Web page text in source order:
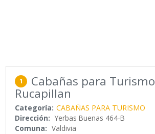
1 Cabañas para Turismo
Rucapillan
Categoría: CABAÑAS PARA TURISMO
Dirección: Yerbas Buenas 464-B
Comuna: Valdivia